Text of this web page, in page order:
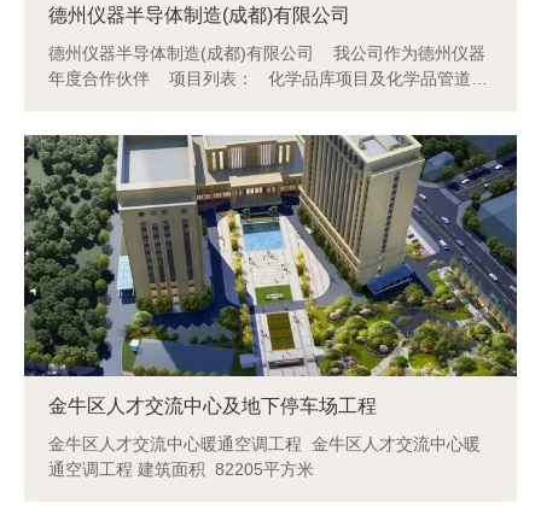
德州仪器半导体制造(成都)有限公司
德州仪器半导体制造(成都)有限公司 我公司作为德州仪器
年度合作伙伴 项目列表： 化学品库项目及化学品管道项
金牛区人才交流中心及地下停车场工程
金牛区人才交流中心暖通空调工程 金牛区人才交流中心暖
通空调工程 建筑面积 82205平方米